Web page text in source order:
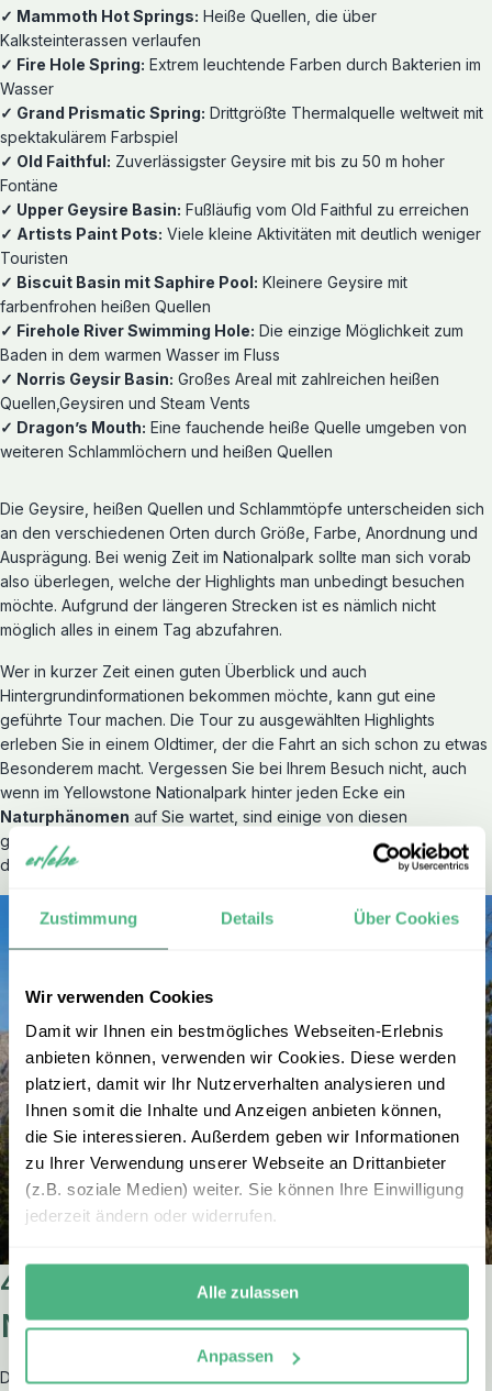
Zustimmung Details Über Cookies
Wir verwenden Cookies
Damit wir Ihnen ein bestmögliches Webseiten-Erlebnis
anbieten können, verwenden wir Cookies. Diese werden
platziert, damit wir Ihr Nutzerverhalten analysieren und
Ihnen somit die Inhalte und Anzeigen anbieten können,
die Sie interessieren. Außerdem geben wir Informationen
zu Ihrer Verwendung unserer Webseite an Drittanbieter
(z.B. soziale Medien) weiter. Sie können Ihre Einwilligung
jederzeit ändern oder widerrufen.
Alle zulassen
Anpassen
✓ Mammoth Hot Springs: Heiße Quellen, die über
Kalksteinterassen verlaufen
✓ Fire Hole Spring: Extrem leuchtende Farben durch Bakterien im
Wasser
✓ Grand Prismatic Spring: Drittgrößte Thermalquelle weltweit mit
spektakulärem Farbspiel
✓ Old Faithful: Zuverlässigster Geysire mit bis zu 50 m hoher
Fontäne
✓ Upper Geysire Basin: Fußläufig vom Old Faithful zu erreichen
✓ Artists Paint Pots: Viele kleine Aktivitäten mit deutlich weniger
Touristen
✓ Biscuit Basin mit Saphire Pool: Kleinere Geysire mit
farbenfrohen heißen Quellen
✓ Firehole River Swimming Hole: Die einzige Möglichkeit zum
Baden in dem warmen Wasser im Fluss
✓ Norris Geysir Basin: Großes Areal mit zahlreichen heißen
Quellen,Geysiren und Steam Vents
✓ Dragon’s Mouth: Eine fauchende heiße Quelle umgeben von
weiteren Schlammlöchern und heißen Quellen
Die Geysire, heißen Quellen und Schlammtöpfe unterscheiden sich
an den verschiedenen Orten durch Größe, Farbe, Anordnung und
Ausprägung. Bei wenig Zeit im Nationalpark sollte man sich vorab
also überlegen, welche der Highlights man unbedingt besuchen
möchte. Aufgrund der längeren Strecken ist es nämlich nicht
möglich alles in einem Tag abzufahren.
Wer in kurzer Zeit einen guten Überblick und auch
Hintergrundinformationen bekommen möchte, kann gut eine
geführte Tour machen. Die Tour zu ausgewählten Highlights
erleben Sie in einem Oldtimer, der die Fahrt an sich schon zu etwas
Besonderem macht. Vergessen Sie bei Ihrem Besuch nicht, auch
wenn im Yellowstone Nationalpark hinter jeden Ecke ein
Naturphänomen auf Sie wartet, sind einige von diesen
geothermalen Aktivitäten einzigartig auf der Welt und tauchen in
dieser Vielzahl nur im Yellowstone Nationalpark auf.
4. Zeit für den Grand Teton
Nationalpark einplanen
Der Grand Teton Nationalpark grenzt direkt an den Yellowstone